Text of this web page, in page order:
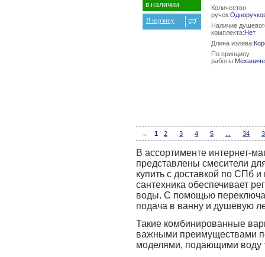
в наличии
В корзину
Количество
ручек:
Наличие
комплекта:Нет
Длина излива:
По принципу
работы:
← 1 2 3 4 5 34
В ассортименте интернет-
представлены смесители
купить с доставкой по СПб
сантехника обеспечивает
воды. С помощью
подача в ванну и душевую
Такие комбинированные
важными преимуществами
моделями, подающими воду